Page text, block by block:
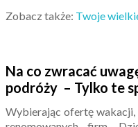
Zobacz także: Twoje
Na co zwracać
podróży – Tylko te
Wybierając ofertę